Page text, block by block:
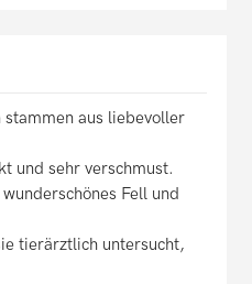
stammen aus liebevoller
und sehr verschmust.
Fell und
tierärztlich untersucht,